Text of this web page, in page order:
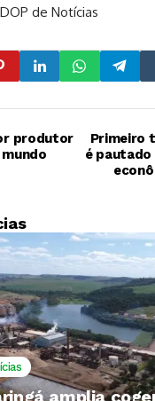
de Notícias
produtor
Primeiro
é
amplia